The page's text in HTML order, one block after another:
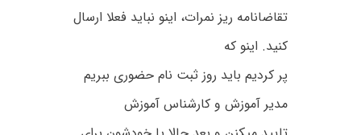
تقاضانامه ریز نمرات، اینو نباید فعلا ارسال
کنید. اینو که
پر کردیم باید روز ثبت نام حضوری ببریم
مدیر آموزش و کارشناس آموزش